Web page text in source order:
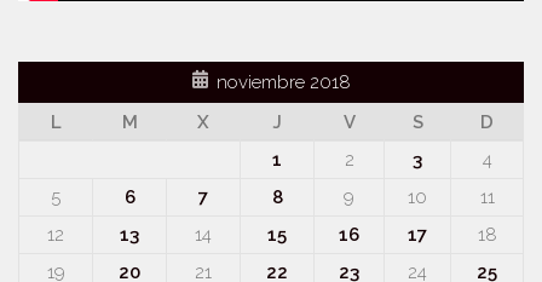
noviembre 2018
L
M X J V S
D
1
2 3
4
5
6 7 8 9 10
11
12
13 14 15 16 17
18
19
20 21 22 23 24
25